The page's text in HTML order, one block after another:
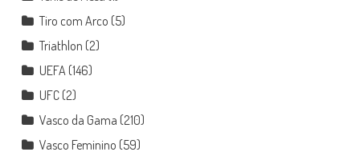
Tiro com Arco (5)
Triathlon (2)
UEFA (146)
UFC(2)
Vasco da Gama (210)
Vasco Feminino (59)